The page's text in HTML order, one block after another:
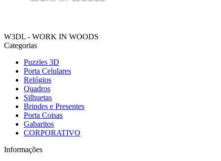
W3DL - WORK IN WOODS
Categorias
Puzzles 3D
Porta Celulares
Relógios
Quadros
Silhuetas
Brindes e Presentes
Porta Coisas
Gabaritos
CORPORATIVO
Informações